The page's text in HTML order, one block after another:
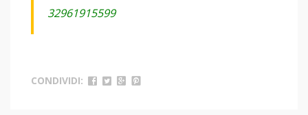
32961915599
CONDIVIDI: